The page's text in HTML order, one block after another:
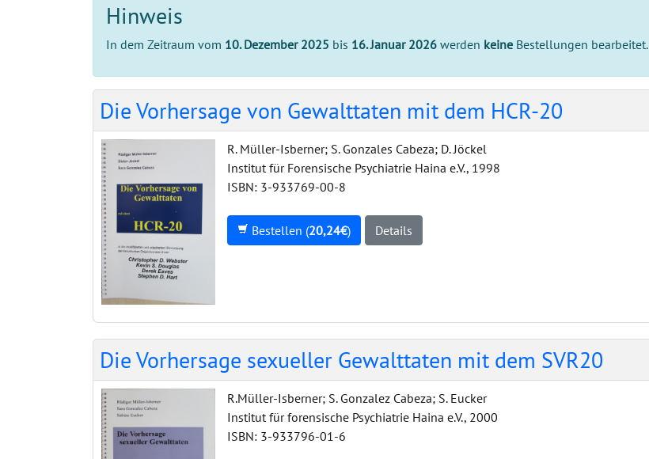
Hinweis
In dem Zeitraum vom 10. Dezember 2025 bis 16. Januar 2026 werden keine Bestellungen bearbeitet.
Die Vorhersage von Gewalttaten mit dem HCR-20
R. Müller-Isberner; S. Gonzales Cabeza; D. Jöckel
Institut für Forensische Psychiatrie Haina e.V., 1998
ISBN: 3-933769-00-8
Bestellen (20,24€) Details
Die Vorhersage sexueller Gewalttaten mit dem SVR20
R.Müller-Isberner; S. Gonzalez Cabeza; S. Eucker
Institut für forensische Psychiatrie Haina e.V., 2000
ISBN: 3-933796-01-6